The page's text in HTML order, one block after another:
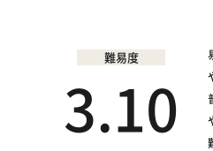
難易度
3.10